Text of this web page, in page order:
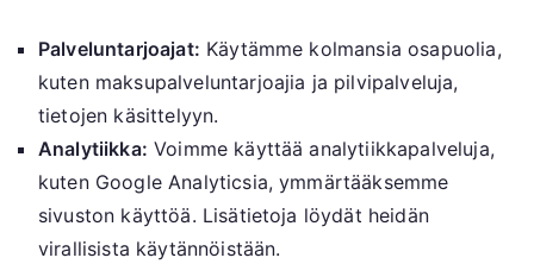
Palveluntarjoajat: Käytämme kolmansia osapuolia,
kuten maksupalveluntarjoajia ja pilvipalveluja,
tietojen käsittelyyn.
Analytiikka: Voimme käyttää analytiikkapalveluja,
kuten Google Analyticsia, ymmärtääksemme
sivuston käyttöä. Lisätietoja löydät heidän
virallisista käytännöistään.